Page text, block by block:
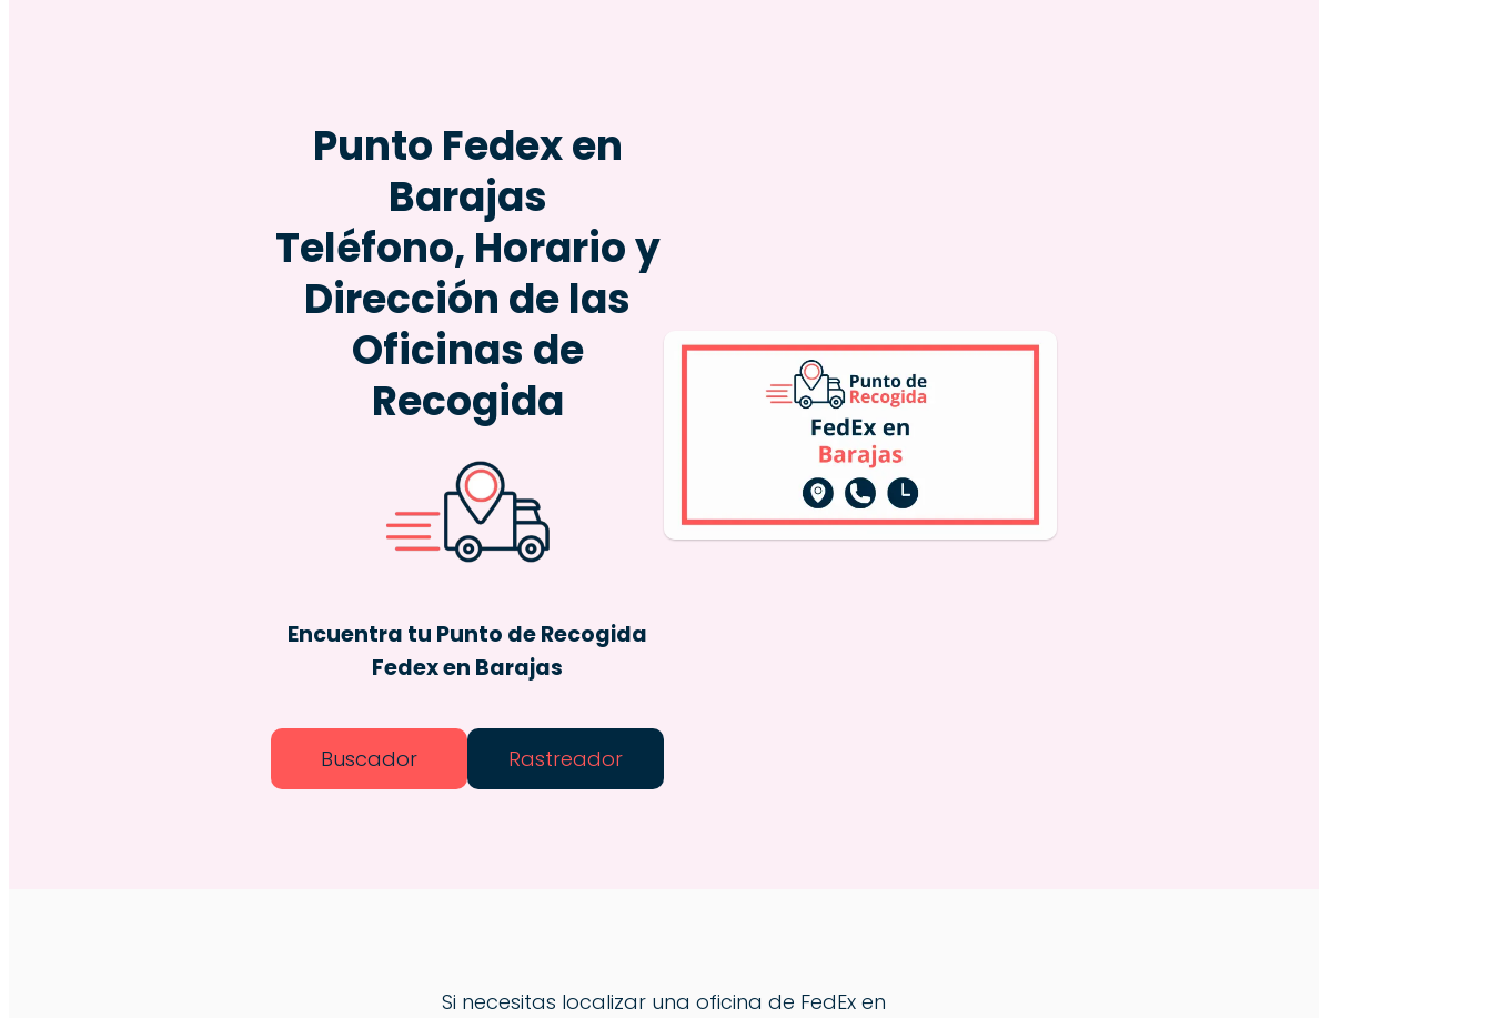
Punto Fedex en
Barajas
Teléfono, Horario y
Dirección de las
Oficinas de
Recogida
Encuentra tu Punto de Recogida
Fedex en Barajas
Buscador Rastreador
Si necesitas localizar una oficina de FedEx en